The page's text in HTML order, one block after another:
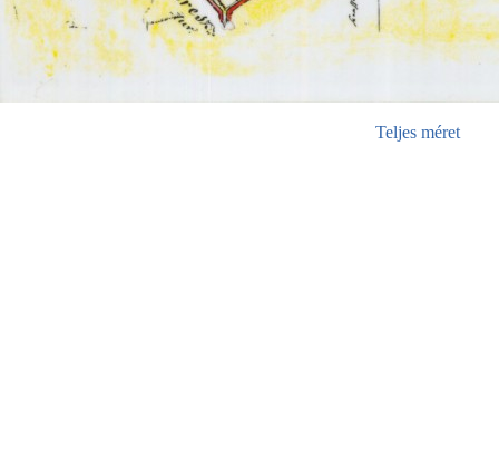
Teljes méret